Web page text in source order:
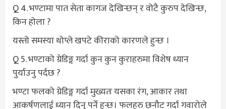
Q 4. भण्टामा पात सेता कागज देखिन्छन् र वोटै कुरुप देखिन्छ,
किन होला ?
यस्तो समस्या थोप्ले खपटे कीराको कारणले हुन्छ ।
Q 5. भण्टाको ग्रेडिङ्ग गर्दा कुन कुन कुराहरुमा विशेष ध्यान
पुर्याउनु पर्दछ ?
भण्टा फलको ग्रेडिङ्ग गर्दा मुख्यतः यसका रंग, आकार तथा
आकर्षणलाई ध्यान दिनु पर्ने हुन्छ। फलहरु छनौट गर्दा गवारोले